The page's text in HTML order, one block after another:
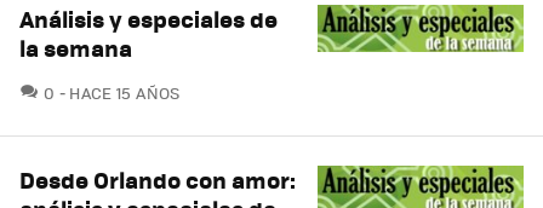
Análisis y especiales de
la semana
0 COMENTARIOS
HACE 15 AÑOS
Desde Orlando con amor: